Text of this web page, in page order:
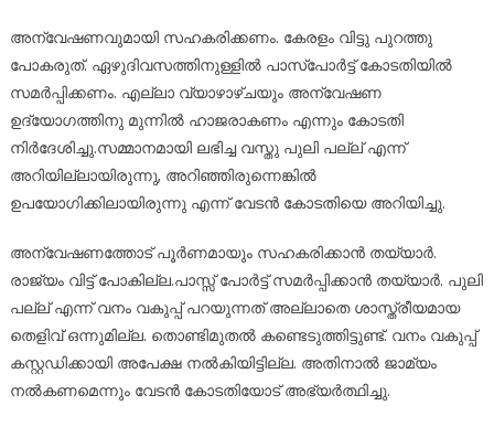
അന്വേഷണവുമായി സഹകരിക്കണം. കേരളം വിട്ടു പുറത്തു
പോകരുത്. ഏഴുദിവസത്തിനുള്ളിൽ പാസ്പോർട്ട് കോടതിയിൽ
സമർപ്പിക്കണം. എല്ലാ വ്യാഴാഴ്ചയും അന്വേഷണ
ഉദ്യോഗത്തിനു മുന്നിൽ ഹാജരാകണം എന്നും കോടതി
നിർദേശിച്ചു.സമ്മാനമായി ലഭിച്ച വസ്തു പുലി പല്ല് എന്ന്
അറിയില്ലായിരുന്നു, അറിഞ്ഞിരുന്നെങ്കിൽ
ഉപയോഗിക്കിലായിരുന്നു എന്ന് വേടൻ കോടതിയെ അറിയിച്ചു.
അന്വേഷണത്തോട് പൂർണമായും സഹകരിക്കാൻ തയ്യാർ.
രാജ്യം വിട്ട് പോകില്ല.പാസ്സ് പോർട്ട്‌ സമർപ്പിക്കാൻ തയ്യാർ. പുലി
പല്ല് എന്ന് വനം വകുപ്പ് പറയുന്നത് അല്ലാതെ ശാസ്ത്രീയമായ
തെളിവ് ഒന്നുമില്ല. തൊണ്ടിമുതൽ കണ്ടെടുത്തിട്ടുണ്ട്. വനം വകുപ്പ്
കസ്റ്റഡിക്കായി അപേക്ഷ നൽകിയിട്ടില്ല. അതിനാൽ ജാമ്യം
നൽകണമെന്നും വേടൻ കോടതിയോട് അഭ്യർത്ഥിച്ചു.